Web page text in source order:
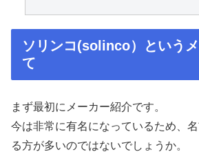
ソリンコ(solinco）という
て
まず最初にメーカー紹介です。
今は非常に有名になっているため、
る方が多いのではないでしょうか。